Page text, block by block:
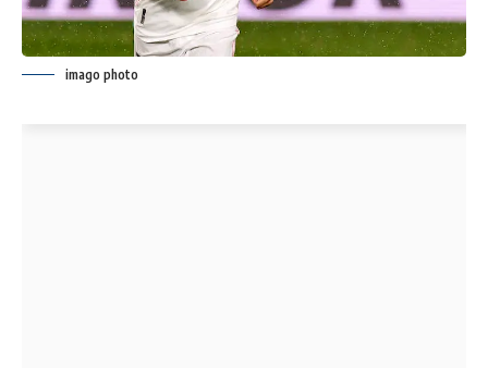
imago photo